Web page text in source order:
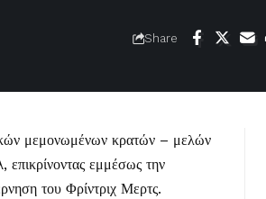
Share
μεμονωμένων κρατών – μελών
, επικρίνοντας εμμέσως την
του Φρίντριχ Μερτς.